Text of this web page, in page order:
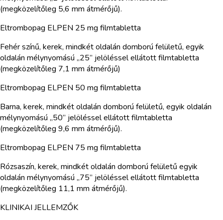
(megközelítőleg 5,6 mm átmérőjű).
Eltrombopag ELPEN 25 mg filmtabletta
Fehér színű, kerek, mindkét oldalán domború felületű, egyik
oldalán mélynyomású „25” jelöléssel ellátott filmtabletta
(megközelítőleg 7,1 mm átmérőjű)
Eltrombopag ELPEN 50 mg filmtabletta
Barna, kerek, mindkét oldalán domború felületű, egyik oldalán
mélynyomású „50” jelöléssel ellátott filmtabletta
(megközelítőleg 9,6 mm átmérőjű).
Eltrombopag ELPEN 75 mg filmtabletta
Rózsaszín, kerek, mindkét oldalán domború felületű egyik
oldalán mélynyomású „75” jelöléssel ellátott filmtabletta
(megközelítőleg 11,1 mm átmérőjű).
KLINIKAI JELLEMZŐK